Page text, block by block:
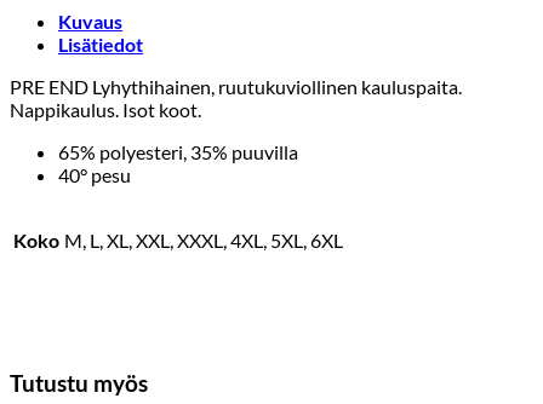
Kuvaus
Lisätiedot
PRE END Lyhythihainen, ruutukuviollinen kauluspaita.
Nappikaulus. Isot koot.
65% polyesteri, 35% puuvilla
40° pesu
Koko M, L, XL, XXL, XXXL, 4XL, 5XL, 6XL
Tutustu myös